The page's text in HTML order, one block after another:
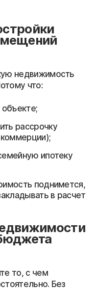
недвижимость
что:
рассрочку
ипотеку
поднимется,
в расчет
то, с чем
Без